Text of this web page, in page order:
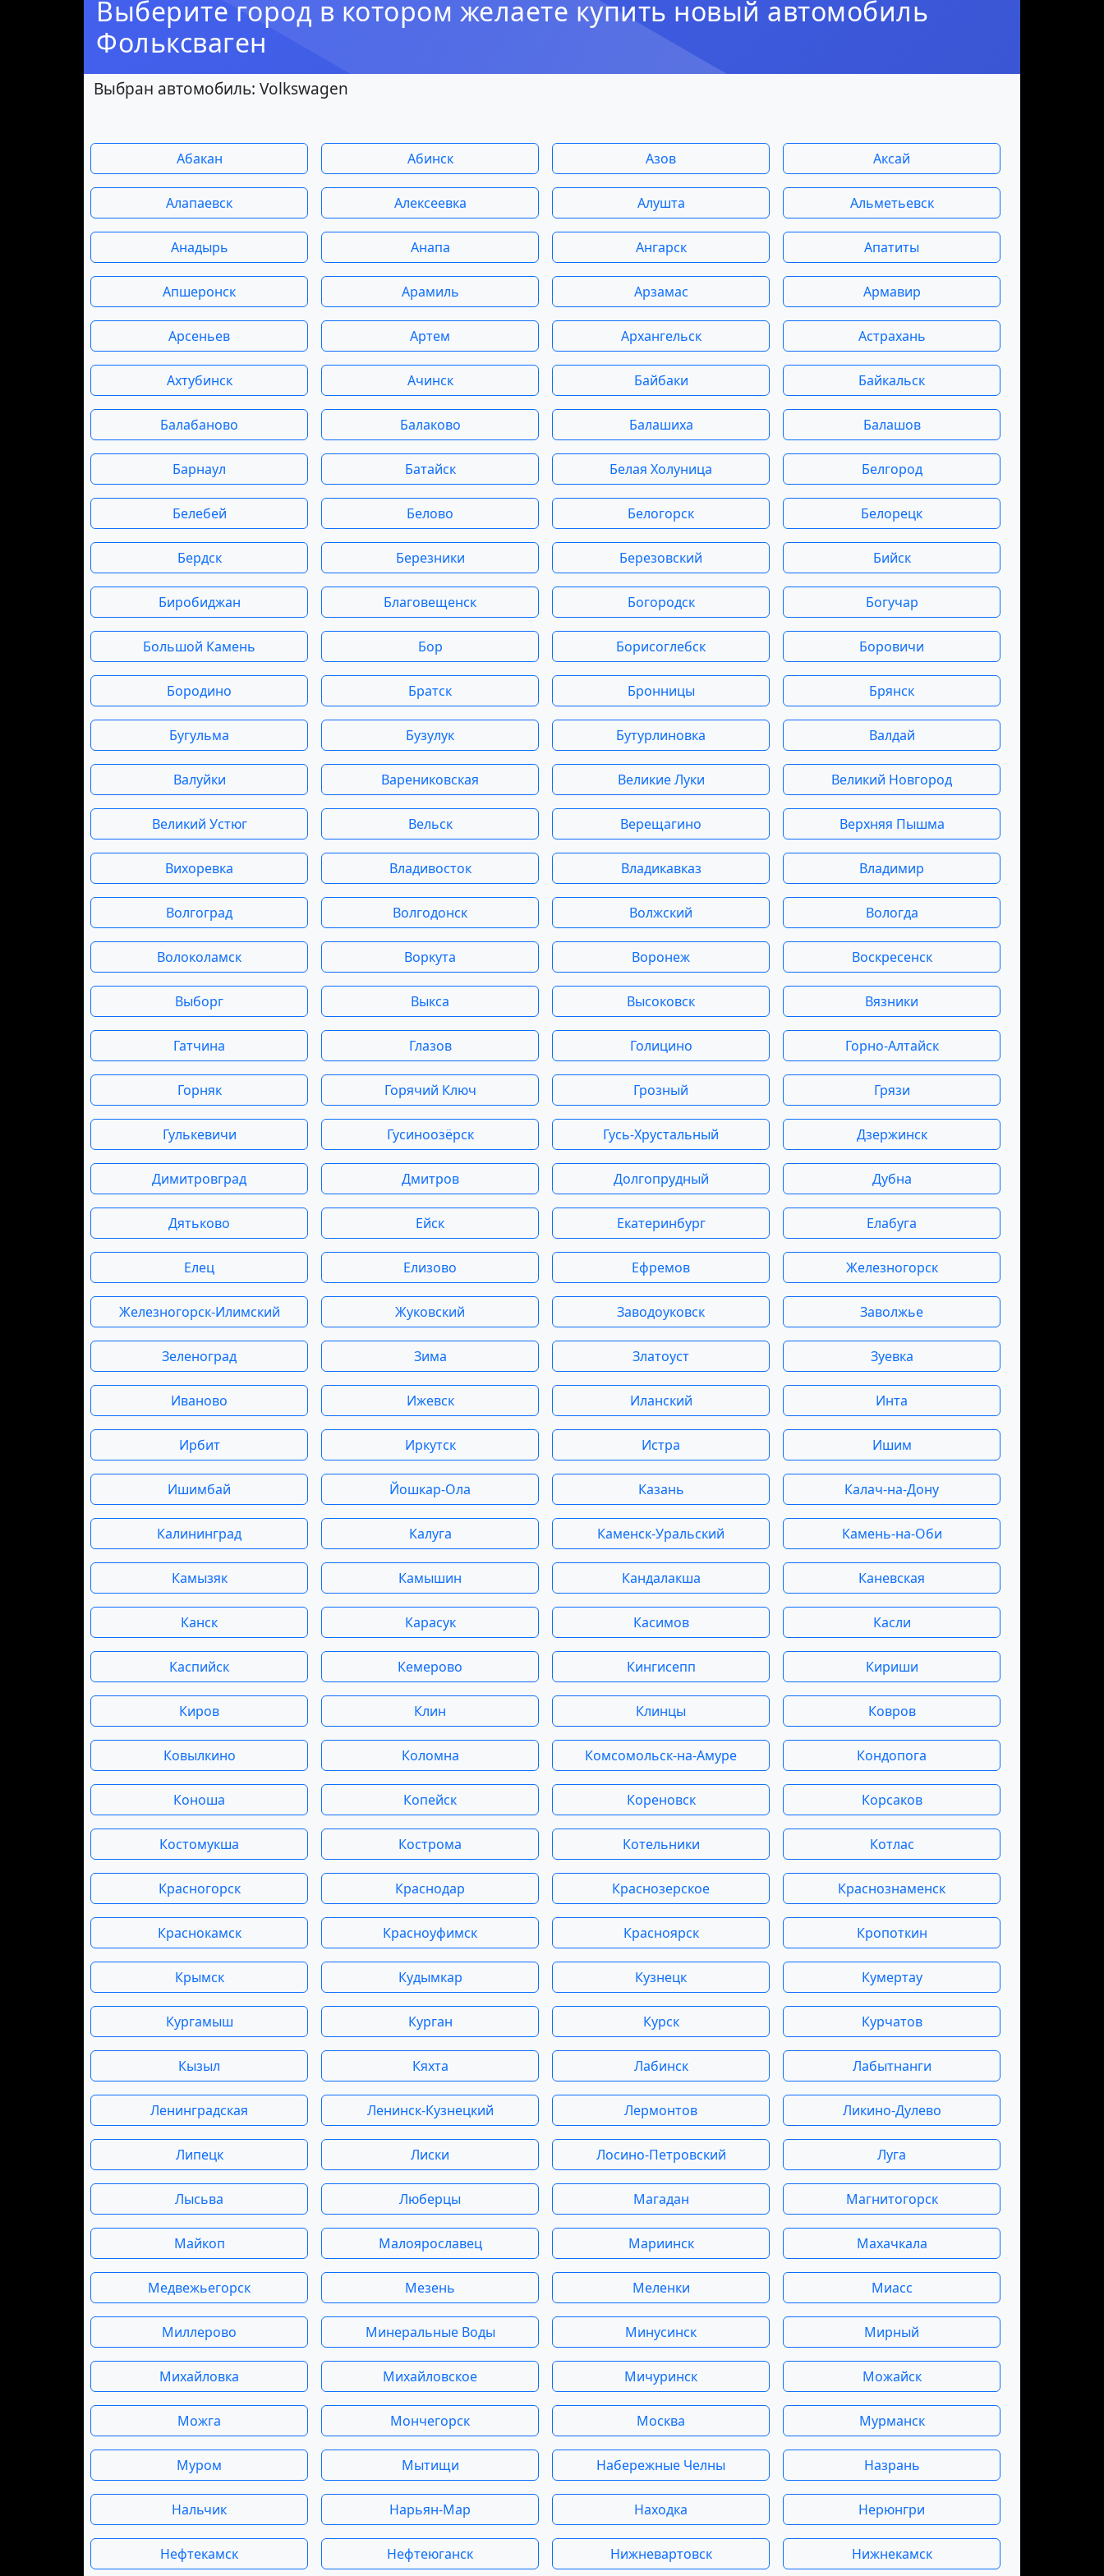
Выберите город в котором желаете купить новый автомобиль
Фольксваген
Выбран автомобиль: Volkswagen
Абакан Абинск Азов Аксай
Алапаевск Алексеевка Алушта Альметьевск
Анадырь Анапа Ангарск Апатиты
Апшеронск Арамиль Арзамас Армавир
Арсеньев Артем Архангельск Астрахань
Ахтубинск Ачинск Байбаки Байкальск
Балабаново Балаково Балашиха Балашов
Барнаул Батайск Белая Холуница Белгород
Белебей Белово Белогорск Белорецк
Бердск Березники Березовский Бийск
Биробиджан Благовещенск Богородск Богучар
Большой Камень Бор Борисоглебск Боровичи
Бородино Братск Бронницы Брянск
Бугульма Бузулук Бутурлиновка Валдай
Валуйки Варениковская Великие Луки Великий Новгород
Великий Устюг Вельск Верещагино Верхняя Пышма
Вихоревка Владивосток Владикавказ Владимир
Волгоград Волгодонск Волжский Вологда
Волоколамск Воркута Воронеж Воскресенск
Выборг Выкса Высоковск Вязники
Гатчина Глазов Голицино Горно-Алтайск
Горняк Горячий Ключ Грозный Грязи
Гулькевичи Гусиноозёрск Гусь-Хрустальный Дзержинск
Димитровград Дмитров Долгопрудный Дубна
Дятьково Ейск Екатеринбург Елабуга
Елец Елизово Ефремов Железногорск
Железногорск-Илимский Жуковский Заводоуковск Заволжье
Зеленоград Зима Златоуст Зуевка
Иваново Ижевск Иланский Инта
Ирбит Иркутск Истра Ишим
Ишимбай Йошкар-Ола Казань Калач-на-Дону
Калининград Калуга Каменск-Уральский Камень-на-Оби
Камызяк Камышин Кандалакша Каневская
Канск Карасук Касимов Касли
Каспийск Кемерово Кингисепп Кириши
Киров Клин Клинцы Ковров
Ковылкино Коломна Комсомольск-на-Амуре Кондопога
Коноша Копейск Кореновск Корсаков
Костомукша Кострома Котельники Котлас
Красногорск Краснодар Краснозерское Краснознаменск
Краснокамск Красноуфимск Красноярск Кропоткин
Крымск Кудымкар Кузнецк Кумертау
Кургамыш Курган Курск Курчатов
Кызыл Кяхта Лабинск Лабытнанги
Ленинградская Ленинск-Кузнецкий Лермонтов Ликино-Дулево
Липецк Лиски Лосино-Петровский Луга
Лысьва Люберцы Магадан Магнитогорск
Майкоп Малоярославец Мариинск Махачкала
Медвежьегорск Мезень Меленки Миасс
Миллерово Минеральные Воды Минусинск Мирный
Михайловка Михайловское Мичуринск Можайск
Можга Мончегорск Москва Мурманск
Муром Мытищи Набережные Челны Назрань
Нальчик Нарьян-Мар Находка Нерюнгри
Нефтекамск Нефтеюганск Нижневартовск Нижнекамск